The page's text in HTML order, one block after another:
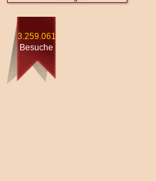
3.259.061
Besuche